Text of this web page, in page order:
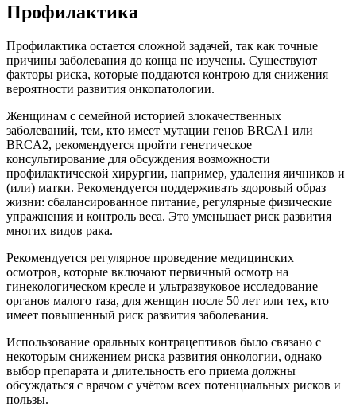
Профилактика
Профилактика остается сложной задачей, так как точные
причины заболевания до конца не изучены. Существуют
факторы риска, которые поддаются контрою для снижения
вероятности развития онкопатологии.
Женщинам с семейной историей злокачественных
заболеваний, тем, кто имеет мутации генов BRCA1 или
BRCA2, рекомендуется пройти генетическое
консультирование для обсуждения возможности
профилактической хирургии, например, удаления яичников и
(или) матки. Рекомендуется поддерживать здоровый образ
жизни: сбалансированное питание, регулярные физические
упражнения и контроль веса. Это уменьшает риск развития
многих видов рака.
Рекомендуется регулярное проведение медицинских
осмотров, которые включают первичный осмотр на
гинекологическом кресле и ультразвуковое исследование
органов малого таза, для женщин после 50 лет или тех, кто
имеет повышенный риск развития заболевания.
Использование оральных контрацептивов было связано с
некоторым снижением риска развития онкологии, однако
выбор препарата и длительность его приема должны
обсуждаться с врачом с учётом всех потенциальных рисков и
пользы.